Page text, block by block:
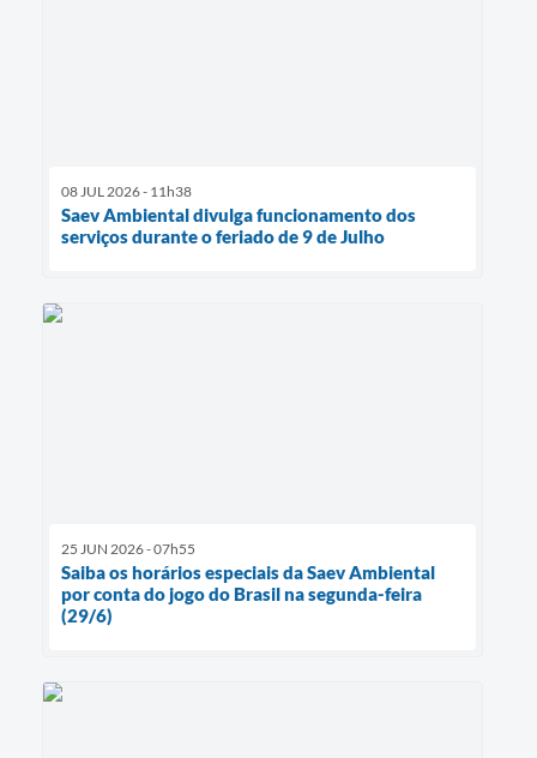
08 JUL 2026 - 11h38
Saev Ambiental divulga funcionamento dos
serviços durante o feriado de 9 de Julho
25 JUN 2026 - 07h55
Saiba os horários especiais da Saev Ambiental
por conta do jogo do Brasil na segunda-feira
(29/6)